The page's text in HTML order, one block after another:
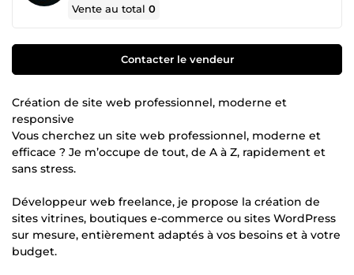
Vente au total0
Contacter le vendeur
Création de site web professionnel, moderne et
responsive
Vous cherchez un site web professionnel, moderne et
efficace ? Je m’occupe de tout, de A à Z, rapidement et
sans stress.
Développeur web freelance, je propose la création de
sites vitrines, boutiques e-commerce ou sites WordPress
sur mesure, entièrement adaptés à vos besoins et à votre
budget.